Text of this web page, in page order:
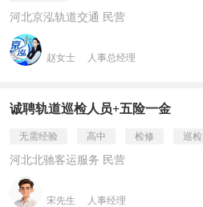
河北京泓轨道交通 民营
赵女士 人事总经理
诚聘轨道巡检人员+五险一金
无需经验 高中 检修 巡检
河北北驰客运服务 民营
宋先生 人事经理